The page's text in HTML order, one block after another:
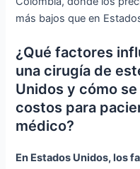
más bajos que en
¿Qué factores
una cirugía de
Unidos y cómo
costos para
médico?
En Estados Unidos, los